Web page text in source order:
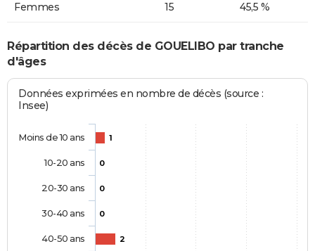
Femmes 15 45,5 %
Répartition des décès de GOUELIBO par tranche
d'âges
Données exprimées en nombre de décès (source :
Insee)
1
0
0
0
2
Moins de 10 ans
10-20 ans
20-30 ans
30-40 ans
40-50 ans